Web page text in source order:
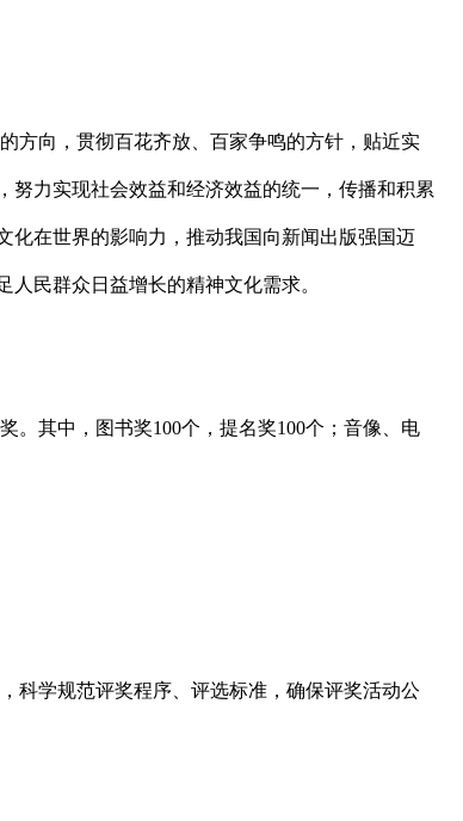
方向，贯彻百花齐放、百家争鸣的方针，贴近实
努力实现社会效益和经济效益的统一，传播和积累
化在世界的影响力，推动我国向新闻出版强国迈
民群众日益增长的精神文化需求。
。其中，图书奖100个，提名奖100个；音像、电
科学规范评奖程序、评选标准，确保评奖活动公